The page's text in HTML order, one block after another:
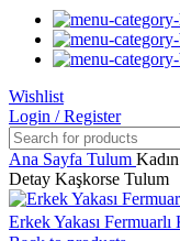
Wishlist
Login / Register
Ana Sayfa Tulum
Detay Kaşkorse Tulum
Erkek Yakası